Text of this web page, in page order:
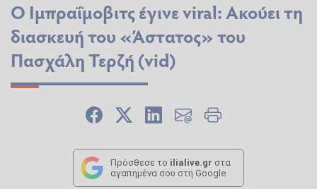
Ο Ιμπραΐμοβιτς έγινε viral: Ακούει τη
διασκευή του «Άστατος» του
Πασχάλη Τερζή (vid)
Πρόσθεσε το ilialive.gr στα
αγαπημένα σου στη Google